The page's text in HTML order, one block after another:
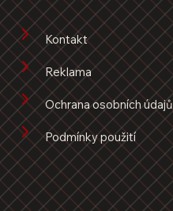
Kontakt
Reklama
Ochrana osobních údajů
Podmínky použití